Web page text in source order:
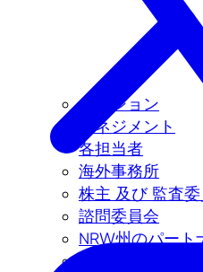
ミッション
マネジメント
各担当者
海外事務所
株主 及び 監査
諮問委員会
NRW州のパート
会社概要（日本